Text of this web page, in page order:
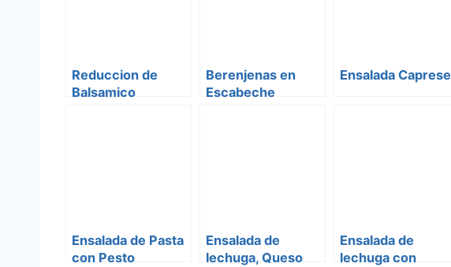
Reduccion de
Balsamico
Berenjenas en
Escabeche
Ensalada Caprese
Ensalada de Pasta
con Pesto
Ensalada de
lechuga, Queso
Ensalada de
lechuga con